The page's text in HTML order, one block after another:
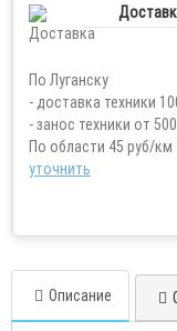
По Луганску
- доставка техники
- занос техники от
По области 45 руб/км
уточнить
Описание